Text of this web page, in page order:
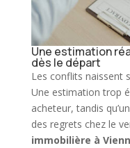
Une estimation
dès le départ
Les conflits naissent
Une estimation trop
acheteur, tandis
des regrets chez le
immobilière à